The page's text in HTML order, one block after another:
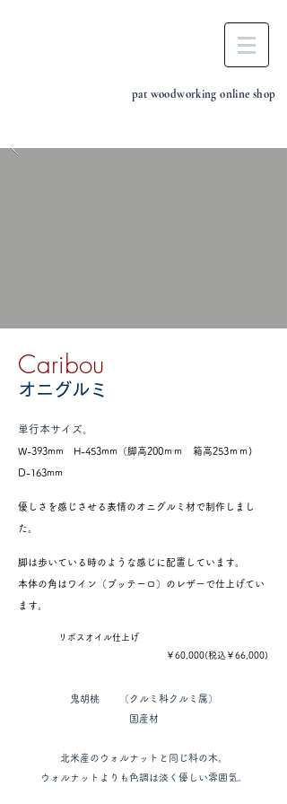
pat woodworking online shop
オニグルミ
Caribou
単行本サイズ。
W-393mm H-453mm（脚高200ｍｍ 箱高253ｍｍ)
D-163mm
優しさを感じさせる表情のオニグルミ材で制作しまし
た。
脚は歩いている時のような感じに配置しています。
​本体の角はワイン（ブッテーロ）のレザーで仕上げてい
ます。
​リボスオイル仕上げ
￥60,000(税込￥66,000)
​鬼胡桃 （クルミ科クルミ属）
​国産材
北米産のウォルナットと同じ科の木。
ウォルナットよりも色調は淡く優しい雰囲気。